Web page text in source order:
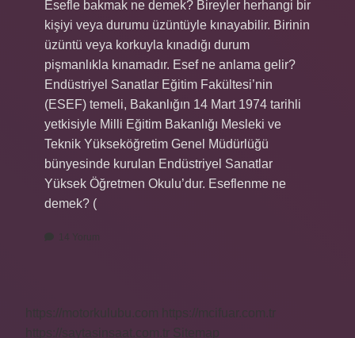
Esefle bakmak ne demek? Bireyler herhangi bir
kişiyi veya durumu üzüntüyle kınayabilir. Birinin
üzüntü veya korkuyla kınadığı durum
pişmanlıkla kınamadır. Esef ne anlama gelir?
Endüstriyel Sanatlar Eğitim Fakültesi’nin
(ESEF) temeli, Bakanlığın 14 Mart 1974 tarihli
yetkisiyle Milli Eğitim Bakanlığı Mesleki ve
Teknik Yükseköğretim Genel Müdürlüğü
bünyesinde kurulan Endüstriyel Sanatlar
Yüksek Öğretmen Okulu’dur. Eseflenme ne
demek? (
14 Yorum
https://motorkulubu.com
https://mcifuar.com.tr
https://saytasinsaat.com.tr Sitemap